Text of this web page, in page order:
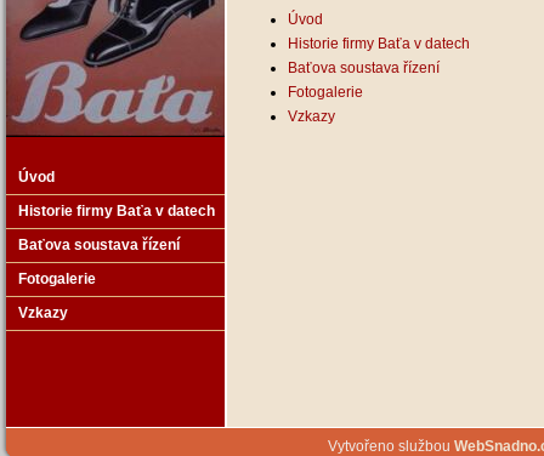
Úvod
Historie firmy Baťa v datech
Baťova soustava řízení
Fotogalerie
Vzkazy
Úvod
Historie firmy Baťa v datech
Baťova soustava řízení
Fotogalerie
Vzkazy
Vytvořeno službou